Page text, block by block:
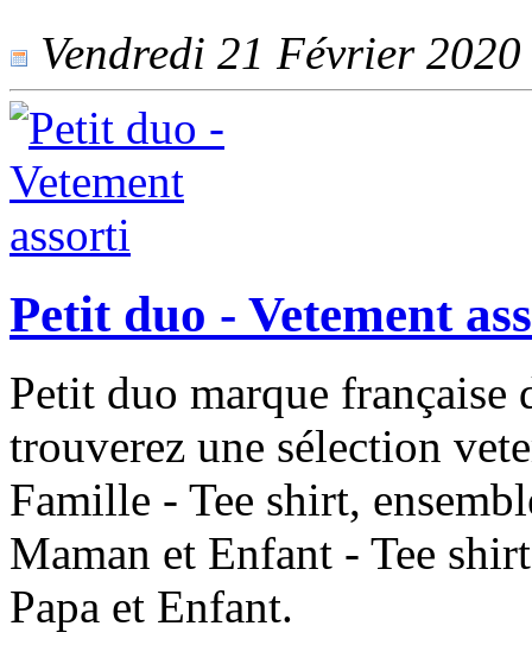
Vendredi 21 Février
Petit duo - Vetement
Petit duo marque française
trouverez une sélection
Famille - Tee shirt,
Maman et Enfant - Tee
Papa et Enfant.